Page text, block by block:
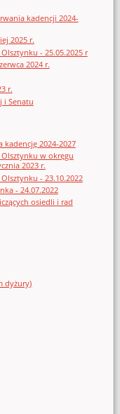
kadencji 2024-
2025 r.
- 25.05.2025 r
2024 r.
r.
i Senatu
2024-2027
w okręgu
2023 r.
- 23.10.2022
- 24.07.2022
osiedli i rad
dyżury)